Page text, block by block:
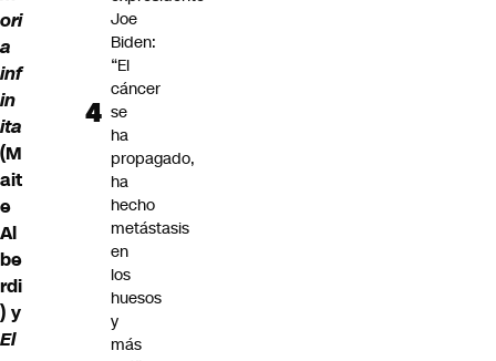
ori
a
inf
in
ita
(M
ait
e
Al
be
rdi
) y
El
Joe
Biden:
“El
cáncer
se
ha
propagado,
ha
hecho
metástasis
en
los
huesos
y
más